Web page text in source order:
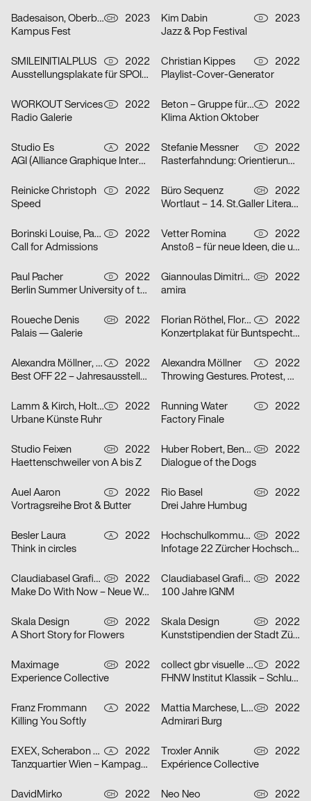
Badesaison, Oberberger Moriz CH
2023
Kampus Fest
Kim Dabin D
2023
Jazz & Pop Festival
SMILEINITIALPLUS D
2022
Ausstellungsplakate für SPOILER Aktionsraum in Berlin
Christian Kippes D
2022
Playlist-Cover-Generator
WORKOUT Services D
2022
Radio Galerie
Beton – Gruppe für Gestaltung A
2022
Klima Aktion Oktober
Studio Es A
2022
AGI (Alliance Graphique Internationale)
Stefanie Messner D
2022
Rasterfahndung: Orientierung & Chaos
Reinicke Christoph D
2022
Speed
Büro Sequenz CH
2022
Wortlaut – 14. St.Galler Literaturfestival
Borinski Louise, Paula Buškevica D
2022
Call for Admissions
Vetter Romina D
2022
Anstoß – für neue Ideen, die unsere Stadt verändern
Paul Pacher D
2022
Berlin Summer University of the Arts 2023
Giannoulas Dimitris, Dhillon Amrit CH
2022
amira
Roueche Denis CH
2022
Palais — Galerie
Florian Röthel, Florentin Scheicher A
2022
Konzertplakat für Buntspecht, Arena Wien
Alexandra Möllner, Sophia Krayc A
2022
Best OFF 22 – Jahresausstellung der Kunstuniversität Linz
Alexandra Möllner A
2022
Throwing Gestures. Protest, Economy and the Imperceptible
Lamm & Kirch, Holtgreve Heinrich D
2022
Urbane Künste Ruhr
Running Water D
2022
Factory Finale
Studio Feixen CH
2022
Haettenschweiler von A bis Z
Huber Robert, Benedict Will CH
2022
Dialogue of the Dogs
Auel Aaron D
2022
Vortragsreihe Brot & Butter
Rio Basel CH
2022
Drei Jahre Humbug
Besler Laura A
2022
Think in circles
Hochschulkommunikation Marketing ZHdK CH
2022
Infotage 22 Zürcher Hochschule der Künste
Claudiabasel Grafik & Interaktion CH
2022
Make Do With Now – Neue Wege in der Japanischen Architektur
Claudiabasel Grafik & Interaktion CH
2022
100 Jahre IGNM
Skala Design CH
2022
A Short Story for Flowers
Skala Design CH
2022
Kunststipendien der Stadt Zürich 2022
Maximage CH
2022
Experience Collective
collect gbr visuelle kommunikation D
2022
FHNW Institut Klassik – Schlusskonzerte 2022
Franz Frommann A
2022
Killing You Softly
Mattia Marchese, Lukas Lüdi CH
2022
Admirari Burg
EXEX, Scherabon Herwig, Ilija Hvala, Anouk Rehorek, Erli Grünzweil, Joshua Alena Mallek A
2022
Tanzquartier Wien – Kampagne Julia Müllner
Troxler Annik CH
2022
Expérience Collective
DavidMirko CH
2022
Neo Neo CH
2022